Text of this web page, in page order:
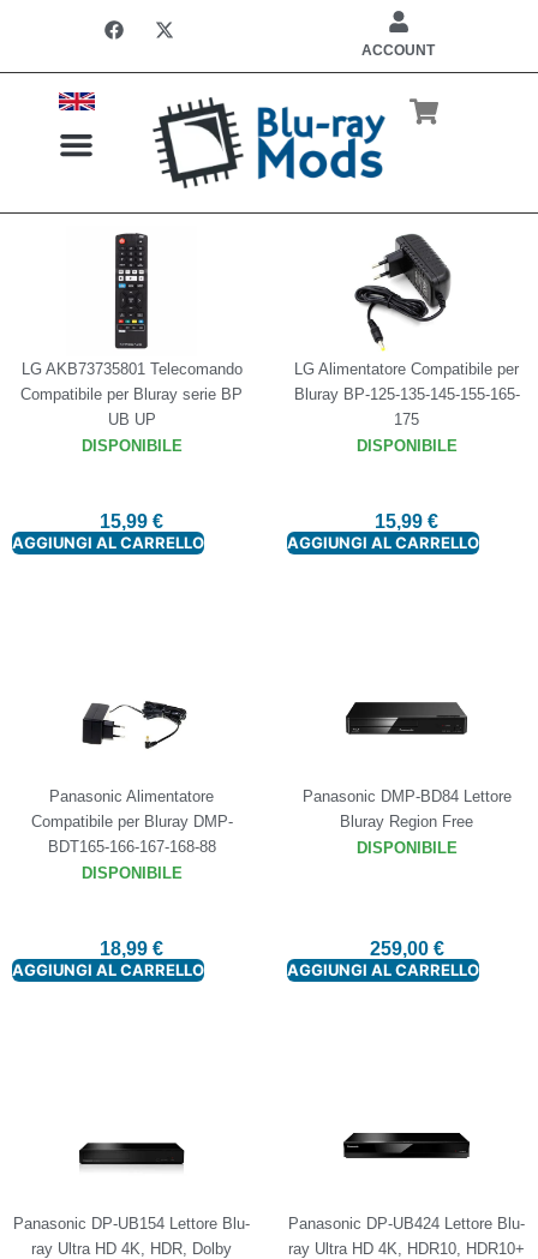
ACCOUNT
LG AKB73735801 Telecomando
Compatibile per Bluray serie BP
UB UP
DISPONIBILE
15,99 €
AGGIUNGI AL CARRELLO
LG Alimentatore Compatibile per
Bluray BP-125-135-145-155-165-
175
DISPONIBILE
15,99 €
AGGIUNGI AL CARRELLO
Panasonic Alimentatore
Compatibile per Bluray DMP-
BDT165-166-167-168-88
DISPONIBILE
18,99 €
AGGIUNGI AL CARRELLO
Panasonic DMP-BD84 Lettore
Bluray Region Free
DISPONIBILE
259,00 €
AGGIUNGI AL CARRELLO
Panasonic DP-UB154 Lettore Blu-
ray Ultra HD 4K, HDR, Dolby
Panasonic DP-UB424 Lettore Blu-
ray Ultra HD 4K, HDR10, HDR10+